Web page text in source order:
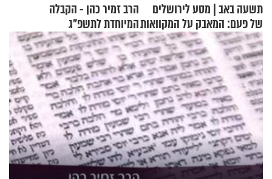
תשעה באב | מסע לירושלים
של פעם: המאבק על המקוואות
הרב זמיר כהן - הקבלה
המיוחדת לתשפ"ג